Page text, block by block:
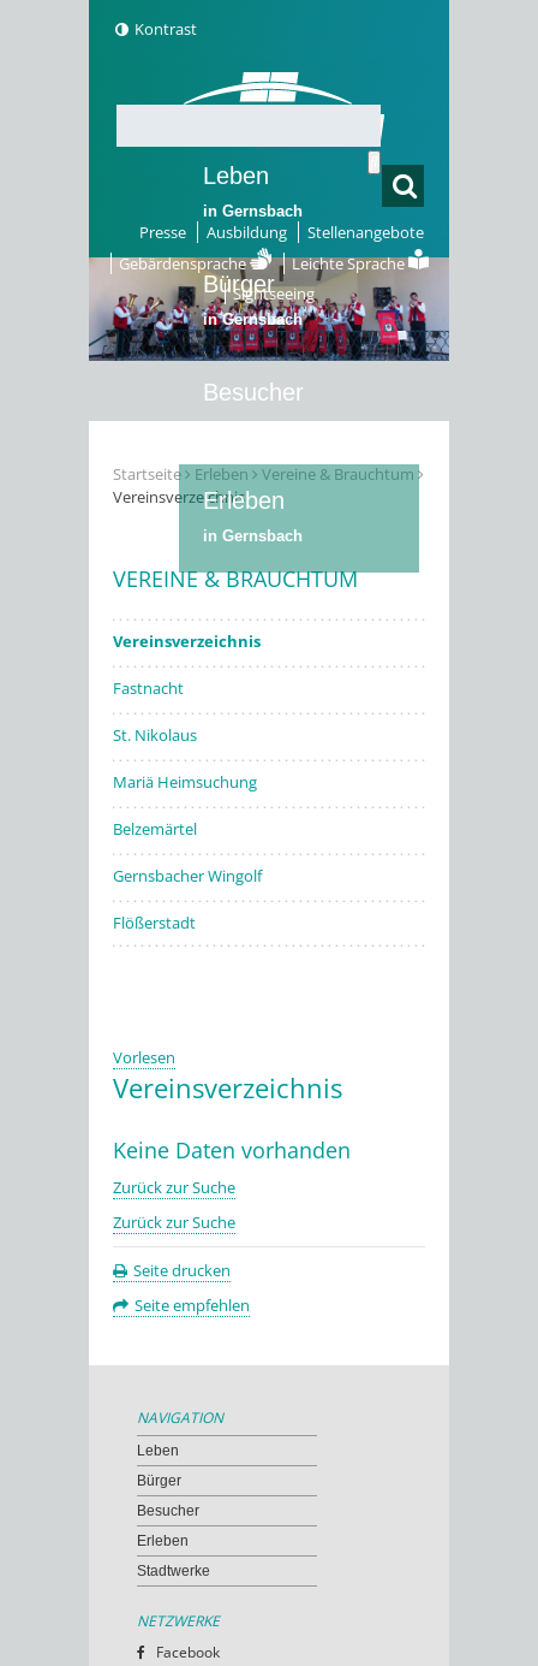
Kontrast
Presse Ausbildung
Stellenangebote
Gebärdensprache
Leichte Sprache
Sightseeing
Leben
in Gernsbach
Bürger
in Gernsbach
Besucher
Erleben
in Gernsbach
Startseite Erleben
Vereine & Brauchtum
Vereinsverzeichnis
VEREINE & BRAUCHTUM
Vereinsverzeichnis
Fastnacht
St. Nikolaus
Mariä Heimsuchung
Belzemärtel
Gernsbacher Wingolf
Flößerstadt
Vorlesen
Vereinsverzeichnis
Keine Daten vorhanden
Zurück zur Suche
Zurück zur Suche
Seite drucken
Seite empfehlen
NAVIGATION
Leben
Bürger
Besucher
Erleben
Stadtwerke
NETZWERKE
Facebook